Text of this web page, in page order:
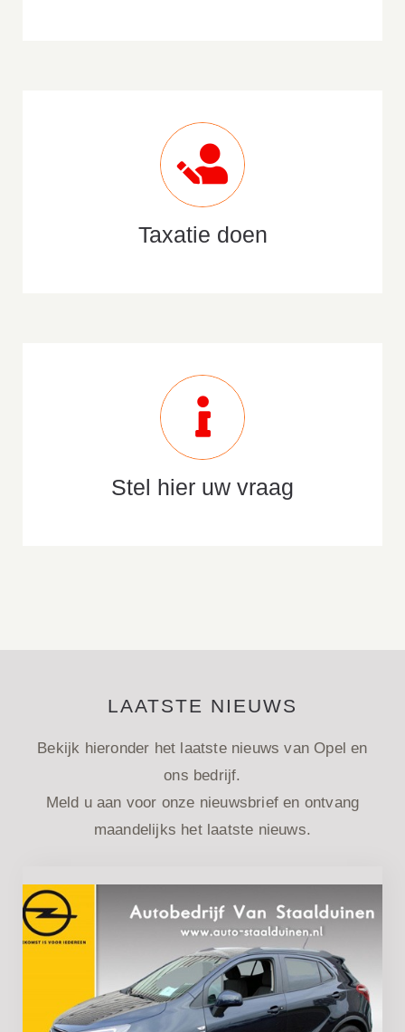
Taxatie doen
Stel hier uw vraag
LAATSTE NIEUWS
Bekijk hieronder het laatste nieuws van Opel en
ons bedrijf.
Meld u aan voor onze nieuwsbrief en ontvang
maandelijks het laatste nieuws.